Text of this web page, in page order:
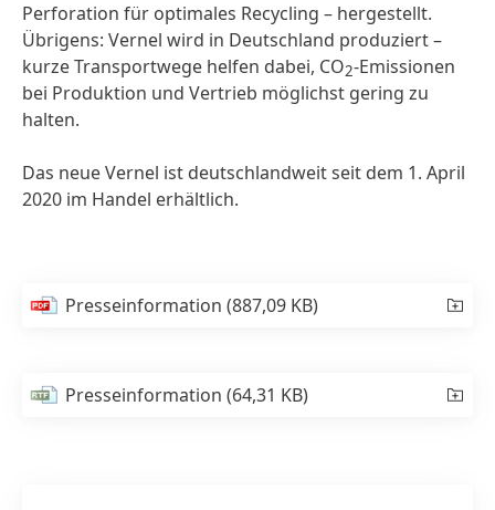
Perforation für optimales Recycling – hergestellt.
Übrigens: Vernel wird in Deutschland produziert –
kurze Transportwege helfen dabei, CO2-Emissionen
bei Produktion und Vertrieb möglichst gering zu
halten.
Das neue Vernel ist deutschlandweit seit dem 1. April
2020 im Handel erhältlich.
Presseinformation(887,09 KB)
Presseinformation(64,31 KB)